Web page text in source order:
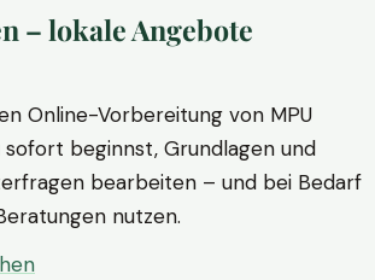
– lokale Angebote
Online-Vorbereitung von MPU
sofort beginnst, Grundlagen und
bearbeiten – und bei Bedarf
nutzen.